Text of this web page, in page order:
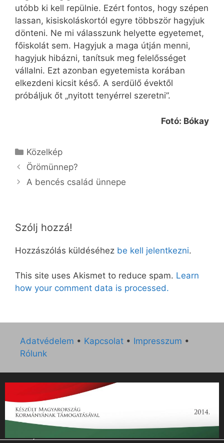
utóbb ki kell repülnie. Ezért fontos, hogy szépen
lassan, kisiskoláskortól egyre többször hagyjuk
dönteni. Ne mi válasszunk helyette egyetemet,
főiskolát sem. Hagyjuk a maga útján menni,
hagyjuk hibázni, tanítsuk meg felelősséget
vállalni. Ezt azonban egyetemista korában
elkezdeni kicsit késő. A serdülő évektől
próbáljuk őt „nyitott tenyérrel szeretni”.
Fotó: Bókay
Kategória
Közelkép
Örömünnep?
A bencés család ünnepe
Szólj hozzá!
Hozzászólás küldéséhez be kell jelentkezni.
This site uses Akismet to reduce spam. Learn
how your comment data is processed.
Adatvédelem • Kapcsolat • Impresszum •
Rólunk